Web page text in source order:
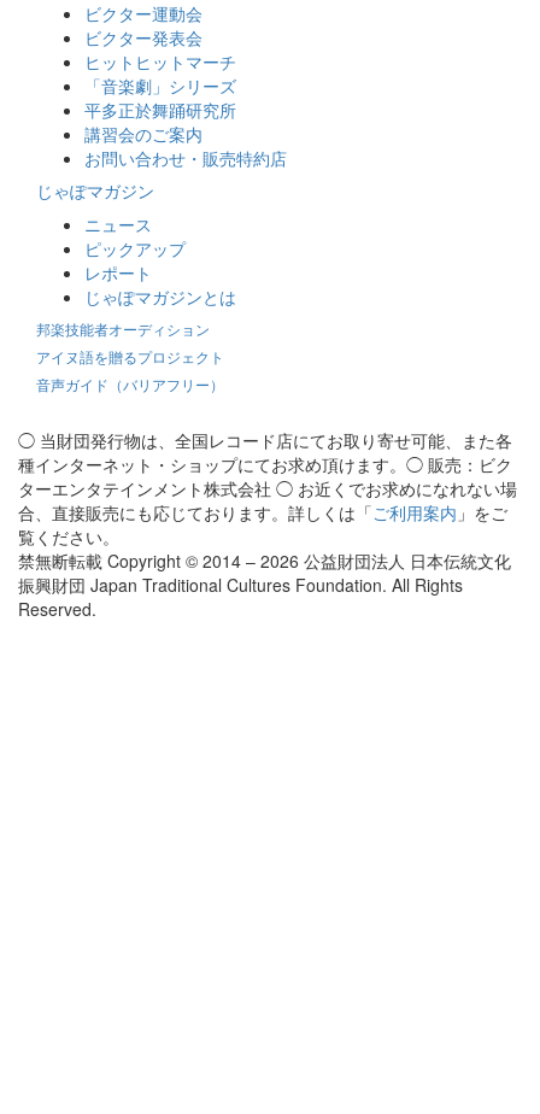
ビクター運動会
ビクター発表会
ヒットヒットマーチ
「音楽劇」シリーズ
平多正於舞踊研究所
講習会のご案内
お問い合わせ・販売特約店
じゃぽマガジン
ニュース
ピックアップ
レポート
じゃぽマガジンとは
邦楽技能者オーディション
アイヌ語を贈るプロジェクト
音声ガイド（バリアフリー）
◯ 当財団発行物は、全国レコード店にてお取り寄せ可能、また各
種インターネット・ショップにてお求め頂けます。◯ 販売：ビク
ターエンタテインメント株式会社 ◯ お近くでお求めになれない場
合、直接販売にも応じております。詳しくは「ご利用案内 」をご
覧ください。
禁無断転載 Copyright © 2014 – 2026 公益財団法人 日本伝統文化
振興財団 Japan Traditional Cultures Foundation. All Rights
Reserved.